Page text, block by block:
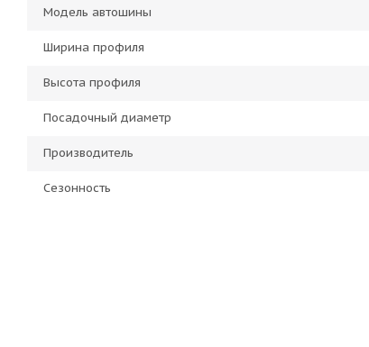
Модель автошины
Ширина профиля
Высота профиля
Посадочный диаметр
Производитель
Сезонность